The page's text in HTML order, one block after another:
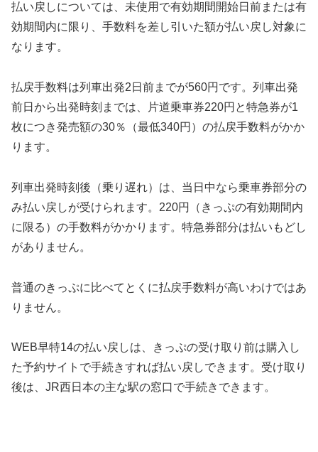
払い戻しについては、未使用で有効期間開始日前または有
効期間内に限り、手数料を差し引いた額が払い戻し対象に
なります。
払戻手数料は列車出発2日前までが560円です。列車出発
前日から出発時刻までは、片道乗車券220円と特急券が1
枚につき発売額の30％（最低340円）の払戻手数料がかか
ります。
列車出発時刻後（乗り遅れ）は、当日中なら乗車券部分の
み払い戻しが受けられます。220円（きっぷの有効期間内
に限る）の手数料がかかります。特急券部分は払いもどし
がありません。
普通のきっぷに比べてとくに払戻手数料が高いわけではあ
りません。
WEB早特14の払い戻しは、きっぷの受け取り前は購入し
た予約サイトで手続きすれば払い戻しできます。受け取り
後は、JR西日本の主な駅の窓口で手続きできます。